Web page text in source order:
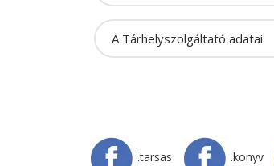
A Tárhelyszolgáltató adatai
.tarsas .konyv